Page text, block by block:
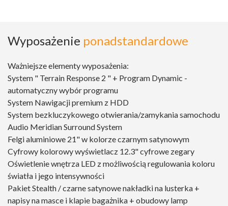
Wyposażenie ponadstandardowe
Ważniejsze elementy wyposażenia:
System " Terrain Response 2 " + Program Dynamic -
automatyczny wybór programu
System Nawigacji premium z HDD
System bezkluczykowego otwierania/zamykania samochodu
Audio Meridian Surround System
Felgi aluminiowe 21" w kolorze czarnym satynowym
Cyfrowy kolorowy wyświetlacz 12.3" cyfrowe zegary
Oświetlenie wnętrza LED z możliwością regulowania koloru
światła i jego intensywności
Pakiet Stealth / czarne satynowe nakładki na lusterka +
napisy na masce i klapie bagażnika + obudowy lamp